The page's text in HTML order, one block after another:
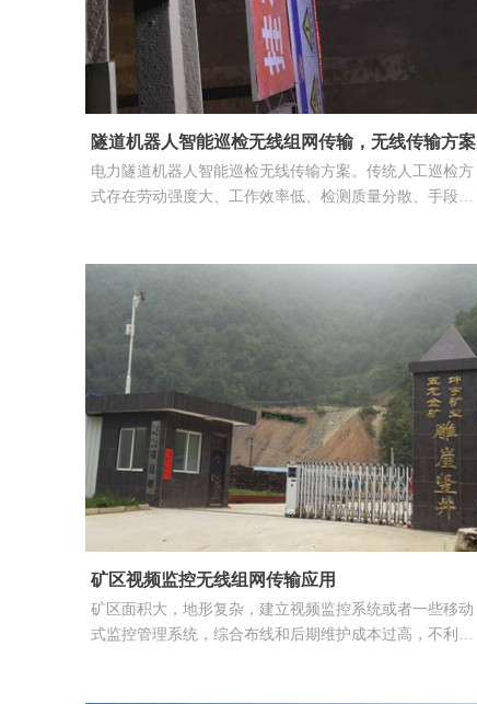
隧道机器人智能巡检无线组网传输，无线传输方案
电力隧道机器人智能巡检无线传输方案。传统人工巡检方
式存在劳动强度大、工作效率低、检测质量分散、手段单
道中的闷湿高温、有毒气体、电磁辐射，这些都可以交给
机器人来应对。
矿区视频监控无线组网传输应用
矿区面积大，地形复杂，建立视频监控系统或者一些移动
式监控管理系统，综合布线和后期维护成本过高，不利于